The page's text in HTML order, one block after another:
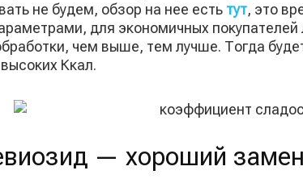
не будем, обзор на нее есть тут, это
для экономичных
чем выше, тем лучше. Тогда
Ккал.
— хороший